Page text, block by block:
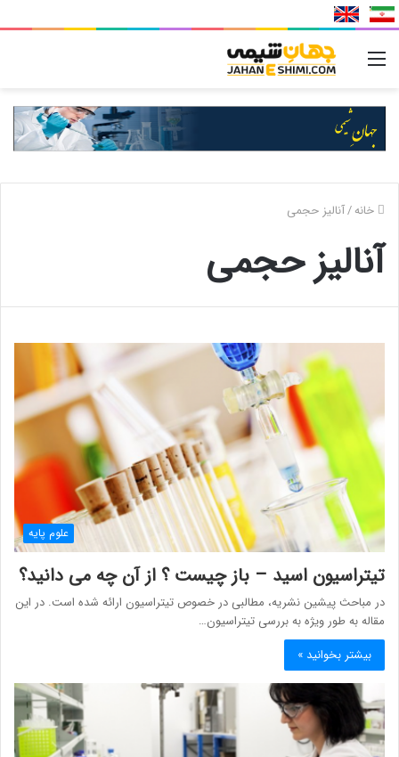
خانه/آنالیز حجمی
آنالیز حجمی
علوم پایه
تیتراسیون اسید – باز چیست ؟ از آن چه می دانید؟
در مباحث پیشین نشریه، مطالبی در خصوص تیتراسیون ارائه شده است. در این
مقاله به طور ویژه به بررسی تیتراسیون…
بیشتر بخوانید »